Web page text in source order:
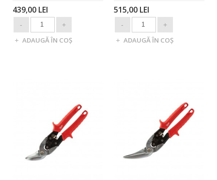
439,00 LEI 515,00 LEI